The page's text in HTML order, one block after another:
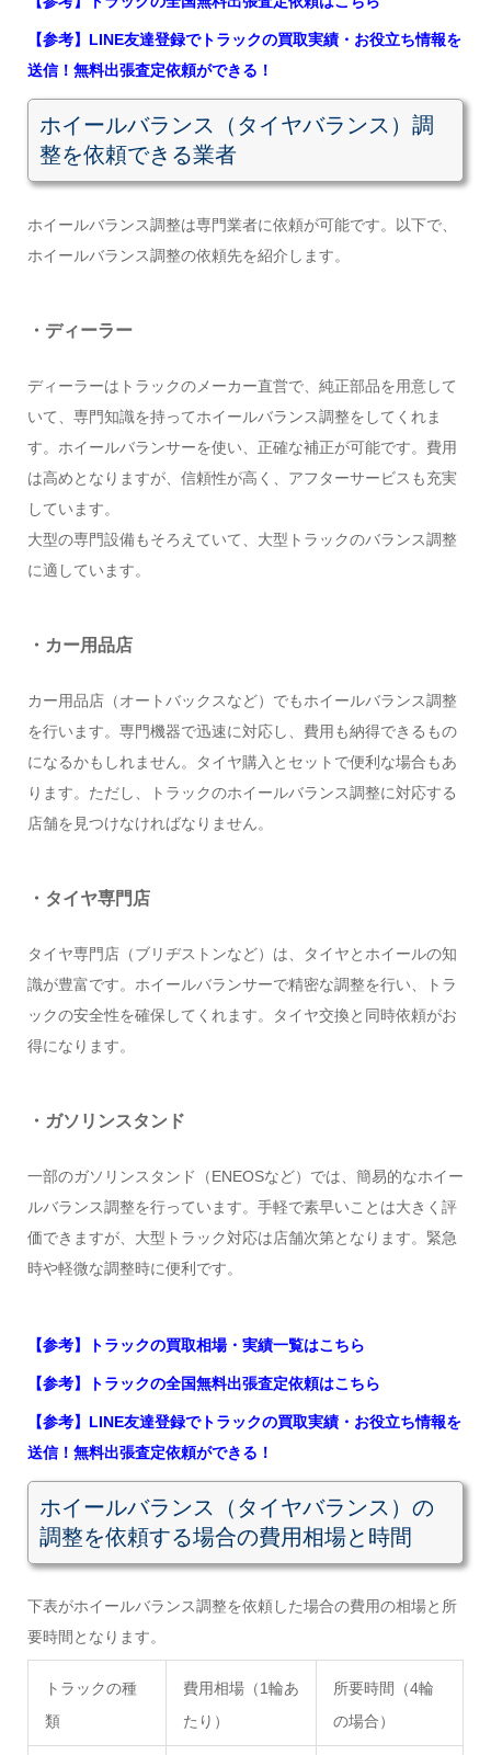
【参考】LINE友達登録でトラックの買取実績・お役立ち情報を
送信！無料出張査定依頼ができる！
ホイールバランス（タイヤバランス）調
整を依頼できる業者
ホイールバランス調整は専門業者に依頼が可能です。以下で、
ホイールバランス調整の依頼先を紹介します。
・ディーラー
ディーラーはトラックのメーカー直営で、純正部品を用意して
いて、専門知識を持ってホイールバランス調整をしてくれま
す。ホイールバランサーを使い、正確な補正が可能です。費用
は高めとなりますが、信頼性が高く、アフターサービスも充実
しています。
大型の専門設備もそろえていて、大型トラックのバランス調整
に適しています。
・カー用品店
カー用品店（オートバックスなど）でもホイールバランス調整
を行います。専門機器で迅速に対応し、費用も納得できるもの
になるかもしれません。タイヤ購入とセットで便利な場合もあ
ります。ただし、トラックのホイールバランス調整に対応する
店舗を見つけなければなりません。
・タイヤ専門店
タイヤ専門店（ブリヂストンなど）は、タイヤとホイールの知
識が豊富です。ホイールバランサーで精密な調整を行い、トラ
ックの安全性を確保してくれます。タイヤ交換と同時依頼がお
得になります。
・ガソリンスタンド
一部のガソリンスタンド（ENEOSなど）では、簡易的なホイー
ルバランス調整を行っています。手軽で素早いことは大きく評
価できますが、大型トラック対応は店舗次第となります。緊急
時や軽微な調整時に便利です。
【参考】トラックの買取相場・実績一覧はこちら
【参考】トラックの全国無料出張査定依頼はこちら
【参考】LINE友達登録でトラックの買取実績・お役立ち情報を
送信！無料出張査定依頼ができる！
ホイールバランス（タイヤバランス）の
調整を依頼する場合の費用相場と時間
下表がホイールバランス調整を依頼した場合の費用の相場と所
要時間となります。
トラックの種
類
費用相場（1輪あ
たり）
所要時間（4輪
の場合）